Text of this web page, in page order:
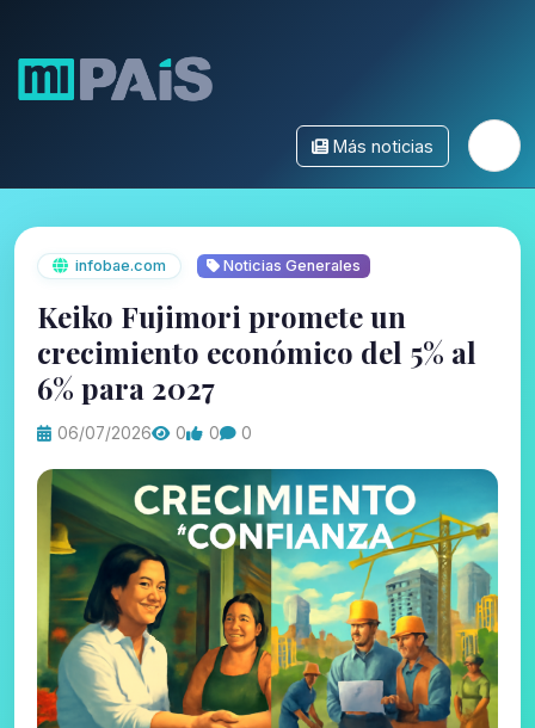
Más noticias
infobae.com Noticias Generales
Keiko Fujimori promete un
crecimiento económico del 5% al
6% para 2027
06/07/2026 0 0 0